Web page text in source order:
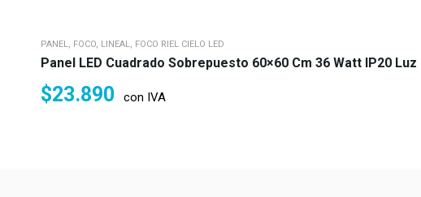
PANEL, FOCO, LINEAL, FOCO RIEL CIELO LED
Panel LED Cuadrado Sobrepuesto 60×60 Cm 36 Watt IP20
$23.890 con IVA